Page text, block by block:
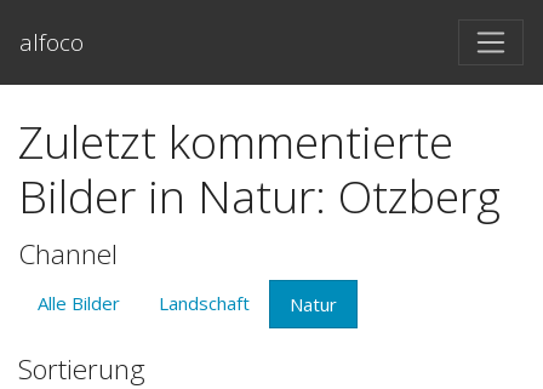
alfoco
Zuletzt kommentierte
Bilder in Natur: Otzberg
Channel
Alle Bilder Landschaft Natur
Sortierung